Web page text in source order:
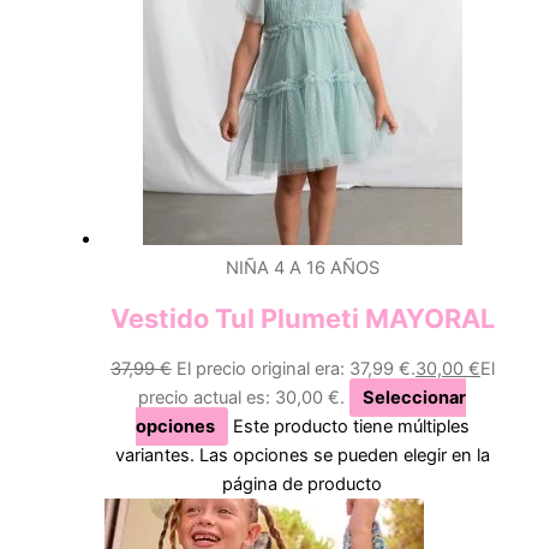
NIÑA 4 A 16 AÑOS
Vestido Tul Plumeti MAYORAL
37,99€ El precio original era: 37,99 €.30,00 €El
precio actual es: 30,00 €.
Seleccionar
opciones
Este producto tiene múltiples
variantes. Las opciones se pueden elegir en la
página de producto